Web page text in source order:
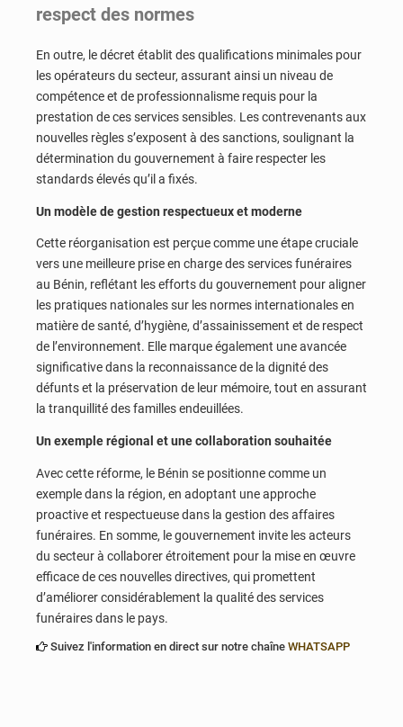
respect des normes
En outre, le décret établit des qualifications minimales pour
les opérateurs du secteur, assurant ainsi un niveau de
compétence et de professionnalisme requis pour la
prestation de ces services sensibles. Les contrevenants aux
nouvelles règles s’exposent à des sanctions, soulignant la
détermination du gouvernement à faire respecter les
standards élevés qu’il a fixés.
Un modèle de gestion respectueux et moderne
Cette réorganisation est perçue comme une étape cruciale
vers une meilleure prise en charge des services funéraires
au Bénin, reflétant les efforts du gouvernement pour aligner
les pratiques nationales sur les normes internationales en
matière de santé, d’hygiène, d’assainissement et de respect
de l’environnement. Elle marque également une avancée
significative dans la reconnaissance de la dignité des
défunts et la préservation de leur mémoire, tout en assurant
la tranquillité des familles endeuillées.
Un exemple régional et une collaboration souhaitée
Avec cette réforme, le Bénin se positionne comme un
exemple dans la région, en adoptant une approche
proactive et respectueuse dans la gestion des affaires
funéraires. En somme, le gouvernement invite les acteurs
du secteur à collaborer étroitement pour la mise en œuvre
efficace de ces nouvelles directives, qui promettent
d’améliorer considérablement la qualité des services
funéraires dans le pays.
Suivez l'information en direct sur notre chaîne WHATSAPP